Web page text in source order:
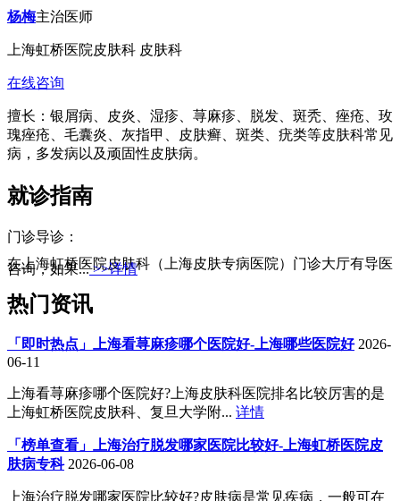
杨梅主治医师
上海虹桥医院皮肤科 皮肤科
在线咨询
擅长：银屑病、皮炎、湿疹、荨麻疹、脱发、斑秃、痤疮、玫
瑰痤疮、毛囊炎、灰指甲、皮肤癣、斑类、疣类等皮肤科常见
病，多发病以及顽固性皮肤病。
就诊指南
门诊导诊：
在上海虹桥医院皮肤科（上海皮肤专病医院）门诊大厅有导医
咨询，如果...>>详情
热门资讯
「即时热点」上海看荨麻疹哪个医院好-上海哪些医院好 2026-
06-11
上海看荨麻疹哪个医院好?上海皮肤科医院排名比较厉害的是
上海虹桥医院皮肤科、复旦大学附... 详情
「榜单查看」上海治疗脱发哪家医院比较好-上海虹桥医院皮
肤病专科 2026-06-08
上海治疗脱发哪家医院比较好?皮肤病是常见疾病，一般可在